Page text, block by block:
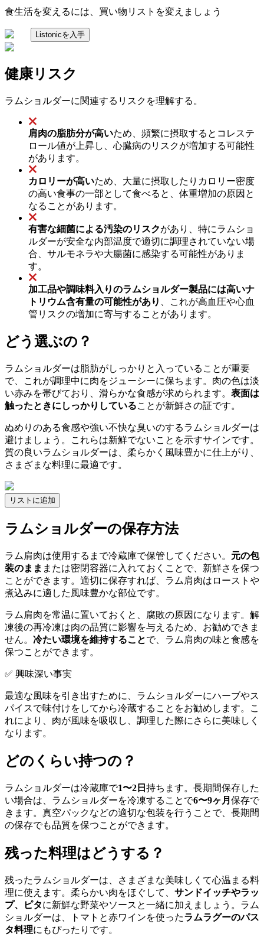
食生活を変えるには、買い物リストを変えましょう
Listonicを入手
健康リスク
ラムショルダーに関連するリスクを理解する。
肩肉の脂肪分が高いため、頻繁に摂取するとコレステ
ロール値が上昇し、心臓病のリスクが増加する可能性
があります。
カロリーが高いため、大量に摂取したりカロリー密度
の高い食事の一部として食べると、体重増加の原因と
なることがあります。
有害な細菌による汚染のリスクがあり、特にラムショ
ルダーが安全な内部温度で適切に調理されていない場
合、サルモネラや大腸菌に感染する可能性がありま
す。
加工品や調味料入りのラムショルダー製品には高いナ
トリウム含有量の可能性があり
、これが高血圧や心血
管リスクの増加に寄与することがあります。
どう選ぶの？
ラムショルダーは脂肪がしっかりと入っていることが重要
で、これが調理中に肉をジューシーに保ちます。肉の色は淡
い赤みを帯びており、滑らかな食感が求められます。 表面は
触ったときにしっかりしていることが新鮮さの証です。
ぬめりのある食感や強い不快な臭いのするラムショルダーは
避けましょう。これらは新鮮でないことを示すサインです。
質の良いラムショルダーは、柔らかく風味豊かに仕上がり、
さまざまな料理に最適です。
リストに追加
ラムショルダーの保存方法
ラム肩肉は使用するまで冷蔵庫で保管してください。 元の包
装のまま または密閉容器に入れておくことで、新鮮さを保つ
ことができます。適切に保存すれば、ラム肩肉はローストや
煮込みに適した風味豊かな部位です。
ラム肩肉を常温に置いておくと、腐敗の原因になります。解
凍後の再冷凍は肉の品質に影響を与えるため、お勧めできま
せん。 冷たい環境を維持することで、ラム肩肉の味と食感を
保つことができます。
✅ 興味深い事実
最適な風味を引き出すために、ラムショルダーにハーブやス
パイスで味付けをしてから冷蔵することをお勧めします。こ
れにより、肉が風味を吸収し、調理した際にさらに美味しく
なります。
どのくらい持つの？
ラムショルダーは冷蔵庫で1〜2日 持ちます。長期間保存した
い場合は、ラムショルダーを冷凍することで6〜9ヶ月 保存で
きます。真空パックなどの適切な包装を行うことで、長期間
の保存でも品質を保つことができます。
残った料理はどうする？
残ったラムショルダーは、さまざまな美味しくて心温まる料
理に使えます。柔らかい肉をほぐして、 サンドイッチやラッ
プ、ピタに新鮮な野菜やソースと一緒に加えましょう。ラム
ショルダーは、トマトと赤ワインを使ったラムラグーのパス
タ料理にもぴったりです。